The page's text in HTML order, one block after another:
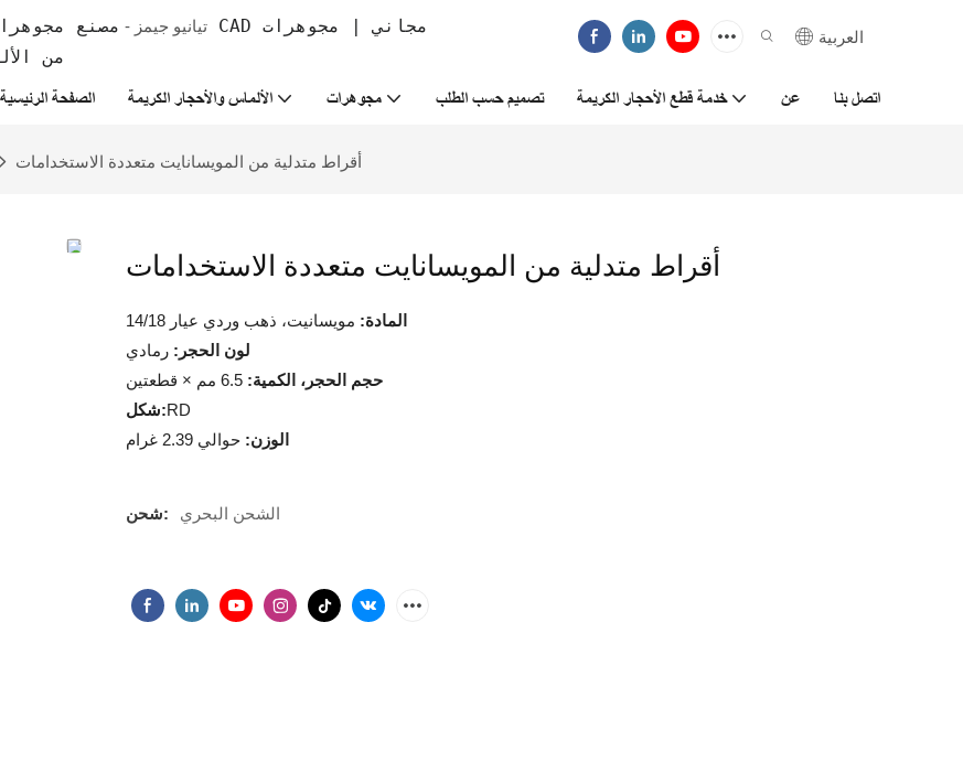
تيانيو جيمز -
من
العربية
الصفحة الرئيسية الألماس والأحجار الكريمة مجوهرات تصميم حسب الطلب خدمة قطع الأحجار الكريمة عن اتصل بنا
أقراط متدلية من المويسانايت متعددة الاستخدامات
أقراط متدلية من المويسانايت متعددة الاستخدامات
المادة: مويسانيت، ذهب وردي عيار 14/18
لون الحجر: رمادي
حجم الحجر، الكمية:
شكل:RD
الوزن: حوالي 2.39 غرام
شحن: الشحن البحري